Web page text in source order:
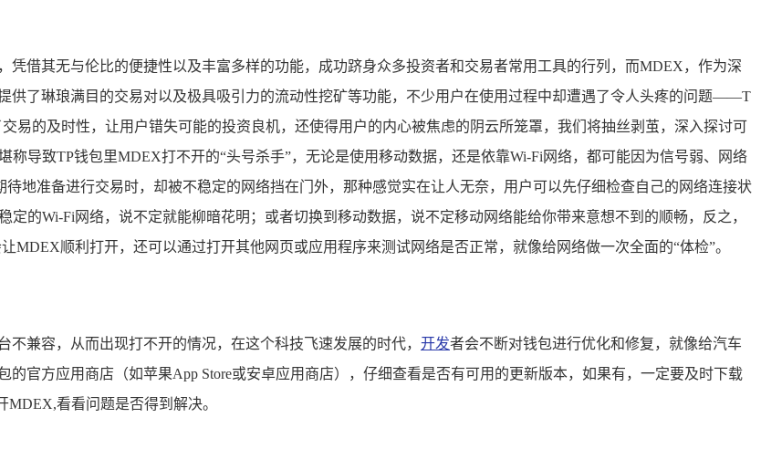
借其无与伦比的便捷性以及丰富多样的功能，成功跻身众多投资者和交易者常用工具的行列，而MDEX，作为深
供了琳琅满目的交易对以及极具吸引力的流动性挖矿等功能，不少用户在使用过程中却遭遇了令人头疼的问题——T
易的及时性，让用户错失可能的投资良机，还使得用户的内心被焦虑的阴云所笼罩，我们将抽丝剥茧，深入探讨可
导致TP钱包里MDEX打不开的“头号杀手”，无论是使用移动数据，还是依靠Wi-Fi网络，都可能因为信号弱、网络
地准备进行交易时，却被不稳定的网络挡在门外，那种感觉实在让人无奈，用户可以先仔细检查自己的网络连接状
的Wi-Fi网络，说不定就能柳暗花明；或者切换到移动数据，说不定移动网络能给你带来意想不到的顺畅，反之，
MDEX顺利打开，还可以通过打开其他网页或应用程序来测试网络是否正常，就像给网络做一次全面的“体检”。
兼容，从而出现打不开的情况，在这个科技飞速发展的时代， 开发者会不断对钱包进行优化和修复，就像给汽车
官方应用商店（如苹果App Store或安卓应用商店），仔细查看是否有可用的更新版本，如果有，一定要及时下载
看看问题是否得到解决。